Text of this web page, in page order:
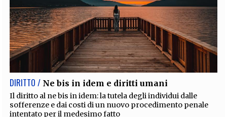
DIRITTO / Ne bis in idem e diritti umani
Il diritto al ne bis in idem: la tutela degli individui dalle
sofferenze e dai costi di un nuovo procedimento penale
intentato per il medesimo fatto